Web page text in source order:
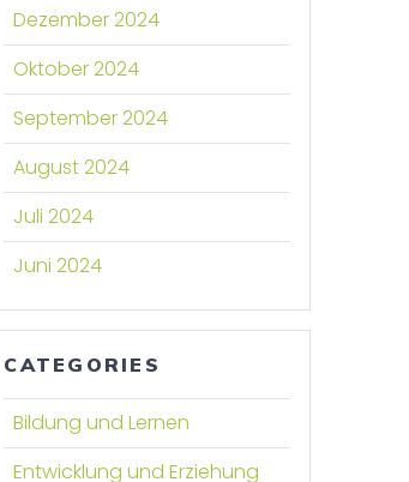
Dezember 2024
Oktober 2024
September 2024
August 2024
Juli 2024
Juni 2024
CATEGORIES
Bildung und Lernen
Entwicklung und Erziehung